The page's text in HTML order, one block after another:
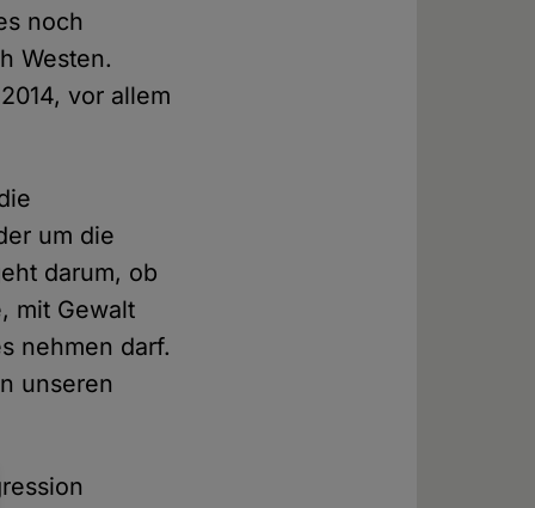
noch
Westen.
vor allem
um die
darum, ob
mit Gewalt
nehmen darf.
unseren